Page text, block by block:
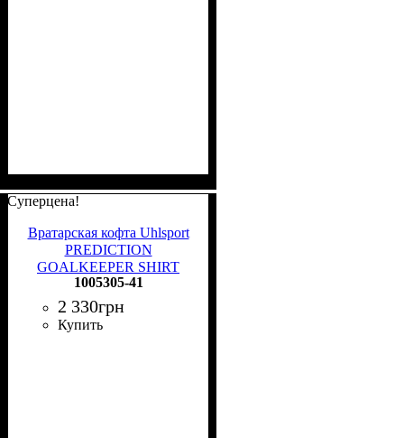
Суперцена!
Вратарская кофта Uhlsport
PREDICTION
GOALKEEPER SHIRT
темно-сине-лимонная
1005305 41
1005305-41
2 330грн
Купить